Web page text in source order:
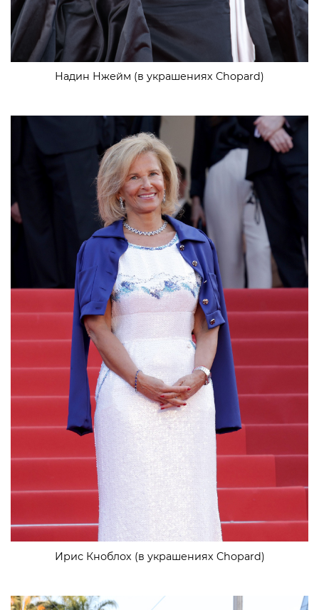
Надин Нжейм (в украшениях Chopard)
Ирис Кноблох (в украшениях Chopard)